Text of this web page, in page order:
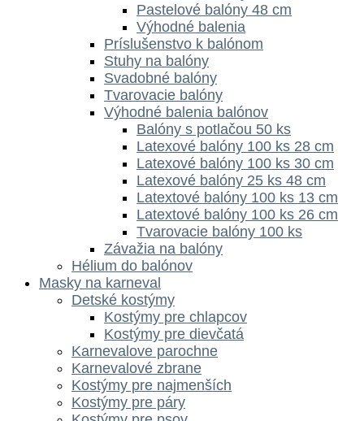
Pastelové balóny 48 cm
Výhodné balenia
Príslušenstvo k balónom
Stuhy na balóny
Svadobné balóny
Tvarovacie balóny
Výhodné balenia balónov
Balóny s potlačou 50 ks
Latexové balóny 100 ks 28 cm
Latexové balóny 100 ks 30 cm
Latexové balóny 25 ks 48 cm
Latextové balóny 100 ks 13 cm
Latextové balóny 100 ks 26 cm
Tvarovacie balóny 100 ks
Závažia na balóny
Hélium do balónov
Masky na karneval
Detské kostýmy
Kostýmy pre chlapcov
Kostýmy pre dievčatá
Karnevalove parochne
Karnevalové zbrane
Kostýmy pre najmenších
Kostýmy pre páry